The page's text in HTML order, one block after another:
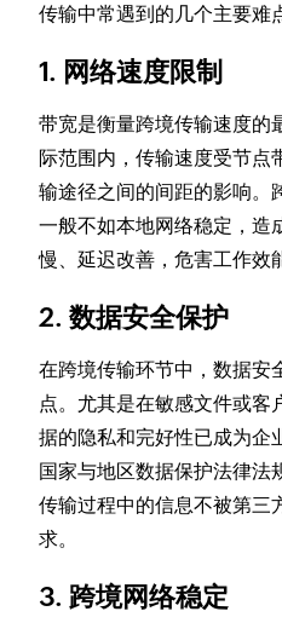
传输中常遇到的几个主要难
1. 网络速度限制
带宽是衡量跨境传输速度的
际范围内，传输速度受节点
输途径之间的间距的影响。
一般不如本地网络稳定，造
慢、延迟改善，危害工作效
2. 数据安全保护
在跨境传输环节中，数据安
点。尤其是在敏感文件或客
据的隐私和完好性已成为企
国家与地区数据保护法律法
传输过程中的信息不被第三
求。
3. 跨境网络稳定